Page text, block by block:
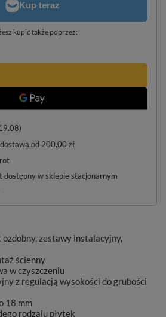
kupić także poprzez:
od 200,00 zł
dostępny w sklepie stacjonarnym
ozdobny, zestawy instalacyjny,
ścienny
w czyszczeniu
z regulacją wysokości do grubości
18 mm
rodzaju płytek